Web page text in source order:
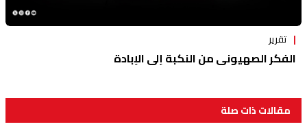
تقرير
الفكر الصهيوني من النكبة إلى الإبادة
مقالات ذات صلة